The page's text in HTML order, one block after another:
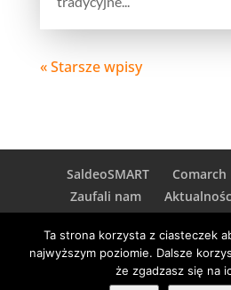
« Starsze wpisy
SaldeoSMART Comarch
Zaufali nam
Aidem Art Sp. z o.o. 2003-
Ta strona korzysta z ciasteczek
najwyższym poziomie. Dalsze
że zgadzasz się na